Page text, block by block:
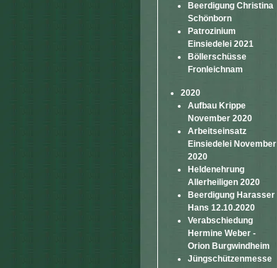
Beerdigung Christina
Schönborn
Patrozinium
Einsiedelei 2021
Böllerschüsse
Fronleichnam
2020
Aufbau Krippe
November 2020
Arbeitseinsatz
Einsiedelei November
2020
Heldenehrung
Allerheiligen 2020
Beerdigung Harasser
Hans 12.10.2020
Verabschiedung
Hermine Weber -
Orion Burgwindheim
Jüngschützenmesse